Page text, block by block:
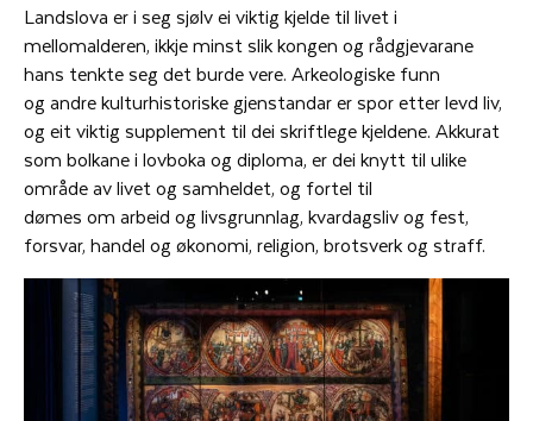
Landslova er i seg sjølv ei viktig kjelde til livet i
mellomalderen, ikkje minst slik kongen og rådgjevarane
hans tenkte seg det burde vere. Arkeologiske funn
og andre kulturhistoriske gjenstandar er spor etter levd liv,
og eit viktig supplement til dei skriftlege kjeldene. Akkurat
som bolkane i lovboka og diploma, er dei knytt til ulike
område av livet og samheldet, og fortel til
dømes om arbeid og livsgrunnlag, kvardagsliv og fest,
forsvar, handel og økonomi, religion, brotsverk og straff.